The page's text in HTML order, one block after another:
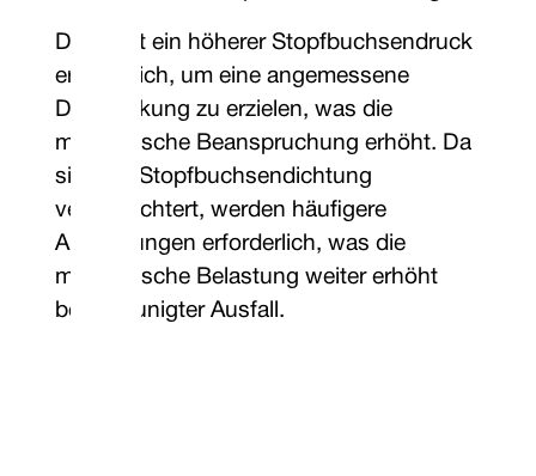
Daher ist ein höherer Stopfbuchsendruck
erforderlich, um eine angemessene
Dichtwirkung zu erzielen, was die
mechanische Beanspruchung erhöht. Da
sich die Stopfbuchsendichtung
verschlechtert, werden häufigere
Anpassungen erforderlich, was die
mechanische Belastung weiter erhöht
beschleunigter Ausfall.